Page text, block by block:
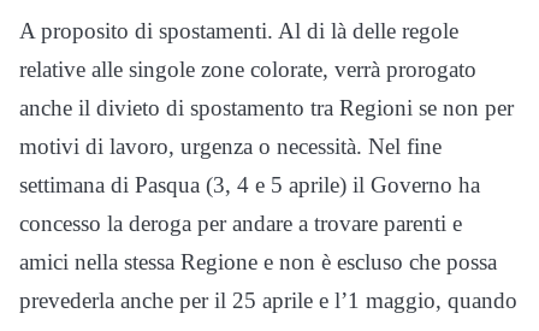
A proposito di spostamenti. Al di là delle regole
relative alle singole zone colorate, verrà prorogato
anche il divieto di spostamento tra Regioni se non per
motivi di lavoro, urgenza o necessità. Nel fine
settimana di Pasqua (3, 4 e 5 aprile) il Governo ha
concesso la deroga per andare a trovare parenti e
amici nella stessa Regione e non è escluso che possa
prevederla anche per il 25 aprile e l’1 maggio, quando